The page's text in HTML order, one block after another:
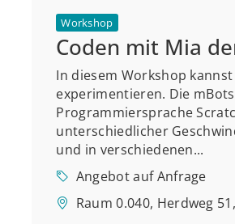
Workshop
Coden mit Mia
In diesem Workshop
experimentieren. Die
Programmiersprache
unterschiedlicher
und in verschiedenen...
Angebot auf Anfrage
Raum 0.040, Herdweg